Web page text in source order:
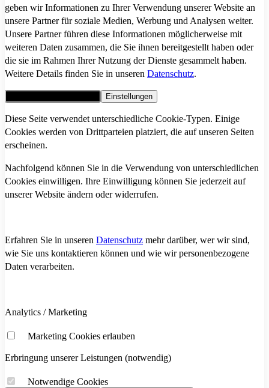
geben wir Informationen zu Ihrer Verwendung unserer Website an
unsere Partner für soziale Medien, Werbung und Analysen weiter.
Unsere Partner führen diese Informationen möglicherweise mit
weiteren Daten zusammen, die Sie ihnen bereitgestellt haben oder
die sie im Rahmen Ihrer Nutzung der Dienste gesammelt haben.
Weitere Details finden Sie in unseren Datenschutz.
Einstellungen
Diese Seite verwendet unterschiedliche Cookie-Typen. Einige
Cookies werden von Drittparteien platziert, die auf unseren Seiten
erscheinen.
Nachfolgend können Sie in die Verwendung von unterschiedlichen
Cookies einwilligen. Ihre Einwilligung können Sie jederzeit auf
unserer Website ändern oder widerrufen.
Erfahren Sie in unseren Datenschutz mehr darüber, wer wir sind,
wie Sie uns kontaktieren können und wie wir personenbezogene
Daten verarbeiten.
Analytics / Marketing
Marketing Cookies erlauben
Erbringung unserer Leistungen (notwendig)
Notwendige Cookies